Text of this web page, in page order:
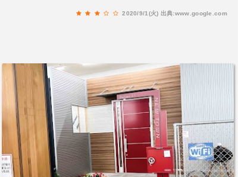
2020/9/1(火) 出典:www.google.com